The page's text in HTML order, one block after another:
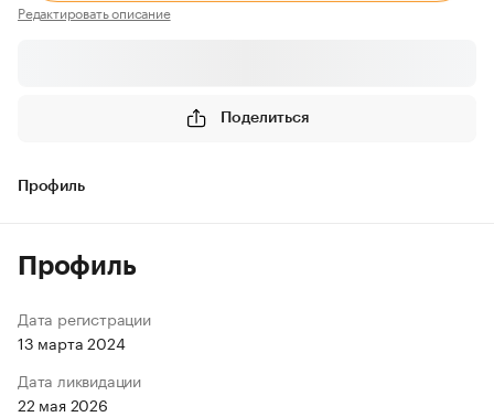
Редактировать описание
Поделиться
Профиль
Профиль
Дата регистрации
13 марта 2024
Дата ликвидации
22 мая 2026